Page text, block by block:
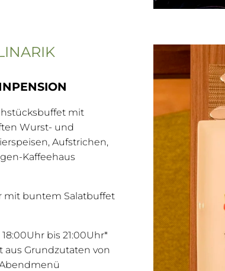
mit
Wurst- und
Aufstrichen,
Kaffeehaus
mit buntem Salatbuffet
bis 21:00Uhr*
aus Grundzutaten von